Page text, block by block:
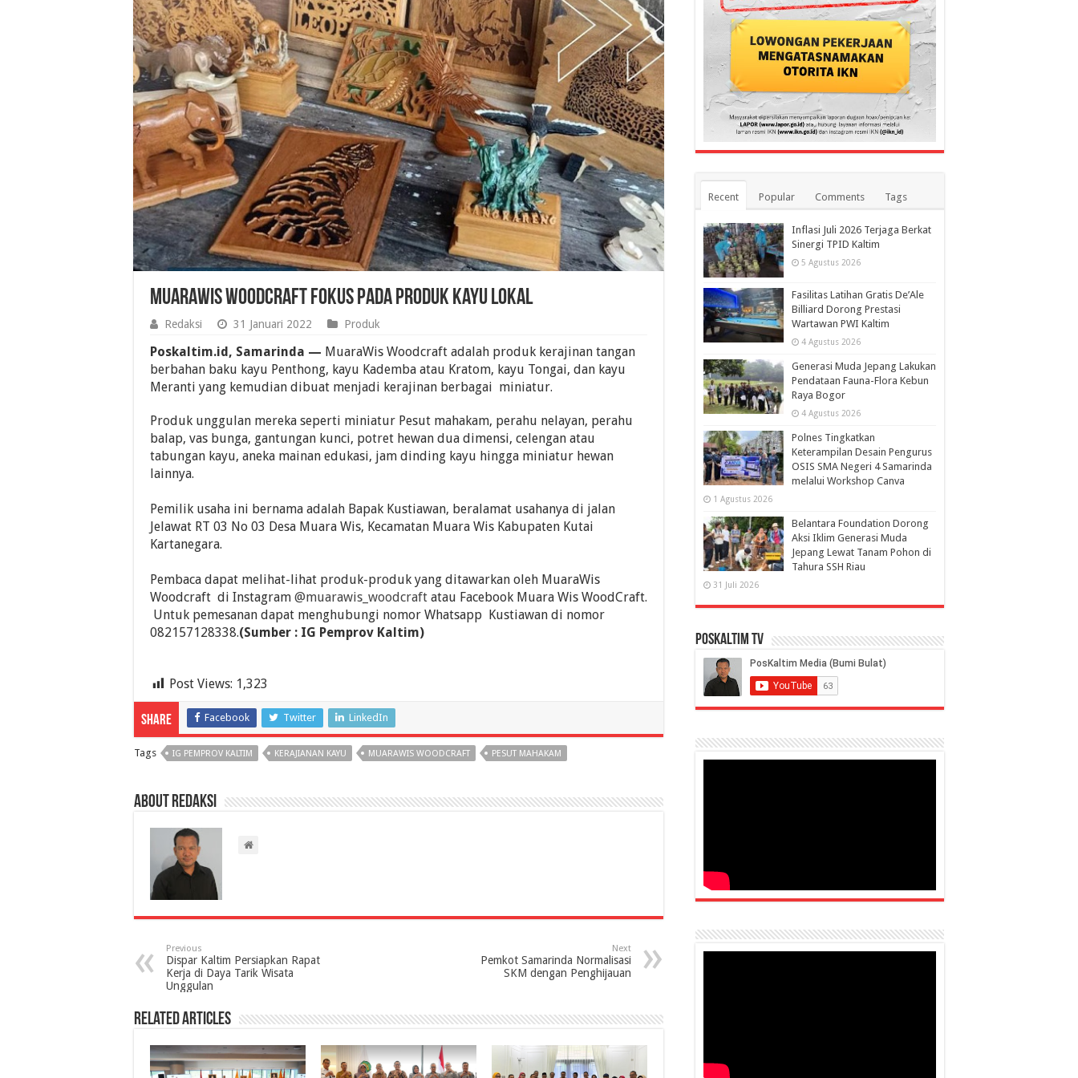
MuaraWis WoodCraft Fokus pada Produk Kayu Lokal
Redaksi 31 Januari 2022 Produk
Poskaltim.id, Samarinda — MuaraWis Woodcraft adalah produk kerajinan tangan
berbahan baku kayu Penthong, kayu Kademba atau Kratom, kayu Tongai, dan kayu
Meranti yang kemudian dibuat menjadi kerajinan berbagai miniatur.
Produk unggulan mereka seperti miniatur Pesut mahakam, perahu nelayan, perahu
balap, vas bunga, gantungan kunci, potret hewan dua dimensi, celengan atau
tabungan kayu, aneka mainan edukasi, jam dinding kayu hingga miniatur hewan
lainnya.
Pemilik usaha ini bernama adalah Bapak Kustiawan, beralamat usahanya di jalan
Jelawat RT 03 No 03 Desa Muara Wis, Kecamatan Muara Wis Kabupaten Kutai
Kartanegara.
Pembaca dapat melihat-lihat produk-produk yang ditawarkan oleh MuaraWis
Woodcraft di Instagram @muarawis_woodcraft atau Facebook Muara Wis WoodCraft.
Untuk pemesanan dapat menghubungi nomor Whatsapp Kustiawan di nomor
082157128338.(Sumber : IG Pemprov Kaltim)
Post Views: 1,323
Share Facebook Twitter LinkedIn
Tags IG PEMPROV KALTIM KERAJIANAN KAYU MUARAWIS WOODCRAFT PESUT MAHAKAM
About Redaksi
Previous
Dispar Kaltim Persiapkan Rapat
Kerja di Daya Tarik Wisata
Unggulan
Next
Pemkot Samarinda Normalisasi
SKM dengan Penghijauan
Related Articles
Recent Popular Comments Tags
Inflasi Juli 2026 Terjaga Berkat
Sinergi TPID Kaltim
5 Agustus 2026
Fasilitas Latihan Gratis De’Ale
Billiard Dorong Prestasi
Wartawan PWI Kaltim
4 Agustus 2026
Generasi Muda Jepang Lakukan
Pendataan Fauna-Flora Kebun
Raya Bogor
4 Agustus 2026
Polnes Tingkatkan
Keterampilan Desain Pengurus
OSIS SMA Negeri 4 Samarinda
melalui Workshop Canva
1 Agustus 2026
Belantara Foundation Dorong
Aksi Iklim Generasi Muda
Jepang Lewat Tanam Pohon di
Tahura SSH Riau
31 Juli 2026
PosKaltim TV